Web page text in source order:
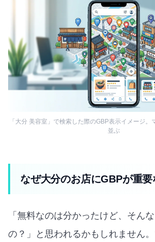
「大分 美容室」で検索した際のGBP表示イメージ
並ぶ
なぜ大分のお店にGBPが重要
「無料なのは分かったけど、そん
の？」と思われるかもしれません